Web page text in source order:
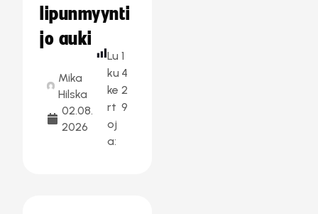
lipunmyynti
jo auki
Mika
Hilska
02.08.
2026
Lu
ku
ke
rt
oj
a:
1
4
2
9